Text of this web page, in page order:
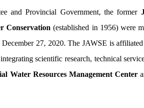
and Provincial Government, the former
Conservation (established in 1956) were
27, 2020. The JAWSE is
scientific research, technical
Water Resources Management Center